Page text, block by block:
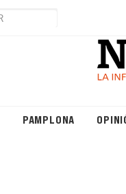
PAMPLONA